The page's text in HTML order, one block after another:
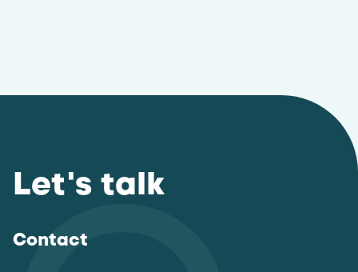
Let's talk
Contact